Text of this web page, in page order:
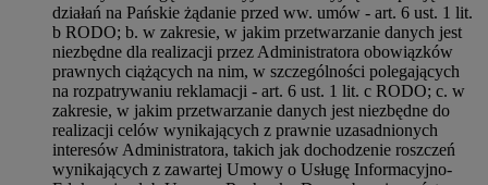
działań na Pańskie żądanie przed ww. umów - art. 6 ust. 1 lit.
b RODO; b. w zakresie, w jakim przetwarzanie danych jest
niezbędne dla realizacji przez Administratora obowiązków
prawnych ciążących na nim, w szczególności polegających
na rozpatrywaniu reklamacji - art. 6 ust. 1 lit. c RODO; c. w
zakresie, w jakim przetwarzanie danych jest niezbędne do
realizacji celów wynikających z prawnie uzasadnionych
interesów Administratora, takich jak dochodzenie roszczeń
wynikających z zawartej Umowy o Usługę Informacyjno-